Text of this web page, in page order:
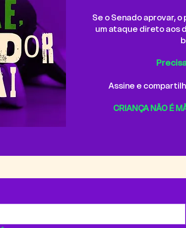
Se o Senado aprovar,
um ataque direto aos
Assine e
CRIANÇA NÃO É